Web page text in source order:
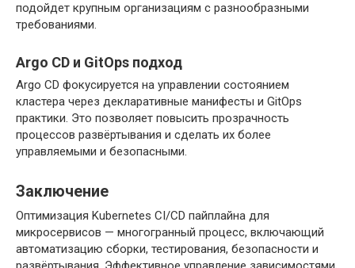
подойдет крупным организациям с разнообразными
требованиями.
Argo CD и GitOps подход
Argo CD фокусируется на управлении состоянием
кластера через декларативные манифесты и GitOps
практики. Это позволяет повысить прозрачность
процессов развёртывания и сделать их более
управляемыми и безопасными.
Заключение
Оптимизация Kubernetes CI/CD пайплайна для
микросервисов — многогранный процесс, включающий
автоматизацию сборки, тестирования, безопасности и